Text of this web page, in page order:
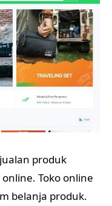
produk
Toko online
belanja produk.